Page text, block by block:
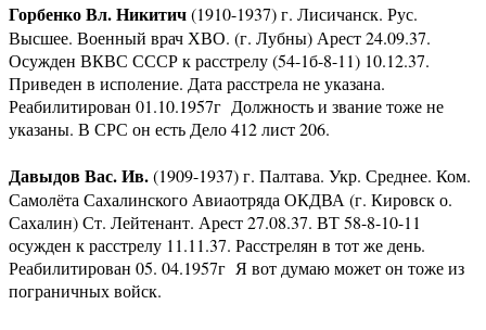
Горбенко Вл. Никитич(1910-1937) г. Лисичанск. Рус.
Высшее. Военный врач ХВО. (г. Лубны) Арест 24.09.37.
Осужден ВКВС СССР к расстрелу (54-1б-8-11) 10.12.37.
Приведен в исполение. Дата расстрела не указана.
Реабилитирован 01.10.1957г Должность и звание тоже не
указаны. В СРС он есть Дело 412 лист 206.
Давыдов Вас. Ив.(1909-1937) г. Палтава. Укр. Среднее. Ком.
Самолёта Сахалинского Авиаотряда ОКДВА (г. Кировск о.
Сахалин) Ст. Лейтенант. Арест 27.08.37. ВТ 58-8-10-11
осужден к расстрелу 11.11.37. Расстрелян в тот же день.
Реабилитирован 05. 04.1957г Я вот думаю может он тоже из
пограничных войск.